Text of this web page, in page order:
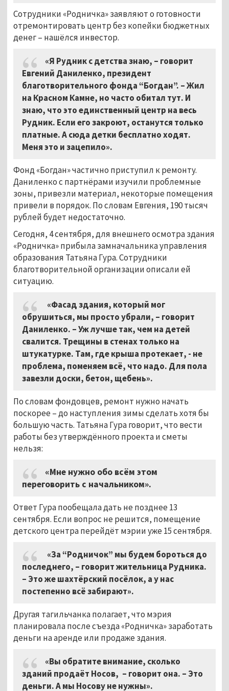
Сотрудники «Родничка» заявляют о готовности
отремонтировать центр без копейки бюджетных
денег – нашёлся инвестор.
«Я Рудник с детства знаю, – говорит
Евгений Даниленко, президент
благотворительного фонда “Богдан”. – Жил
на Красном Камне, но часто обитал тут. И
знаю, что это единственный центр на весь
Рудник. Если его закроют, останутся только
платные. А сюда детки бесплатно ходят.
Меня это и зацепило».
Фонд «Богдан» частично приступил к ремонту.
Даниленко с партнёрами изучили проблемные
зоны, привезли материал, некоторые помещения
привели в порядок. По словам Евгения, 190 тысяч
рублей будет недостаточно.
Сегодня, 4 сентября, для внешнего осмотра здания
«Родничка» прибыла замначальника управления
образования Татьяна Гура. Сотрудники
благотворительной организации описали ей
ситуацию.
«Фасад здания, который мог
обрушиться, мы просто убрали, – говорит
Даниленко. – Уж лучше так, чем на детей
свалится. Трещины в стенах только на
штукатурке. Там, где крыша протекает, - не
проблема, поменяем всё, что надо. Для пола
завезли доски, бетон, щебень».
По словам фондовцев, ремонт нужно начать
поскорее – до наступления зимы сделать хотя бы
большую часть. Татьяна Гура говорит, что вести
работы без утверждённого проекта и сметы
нельзя:
«Мне нужно обо всём этом
переговорить с начальником».
Ответ Гура пообещала дать не позднее 13
сентября. Если вопрос не решится, помещение
детского центра перейдёт мэрии уже 15 сентября.
«За “Родничок” мы будем бороться до
последнего, – говорит жительница Рудника.
– Это же шахтёрский посёлок, а у нас
постепенно всё забирают».
Другая тагильчанка полагает, что мэрия
планировала после съезда «Родничка» заработать
деньги на аренде или продаже здания.
«Вы обратите внимание, сколько
зданий продаёт Носов, – говорит она. – Это
деньги. А мы Носову не нужны».